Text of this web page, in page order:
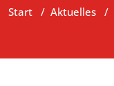
Start / Aktuelles /